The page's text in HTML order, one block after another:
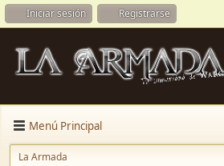
Iniciar sesión Registrarse
Menú Principal
La Armada